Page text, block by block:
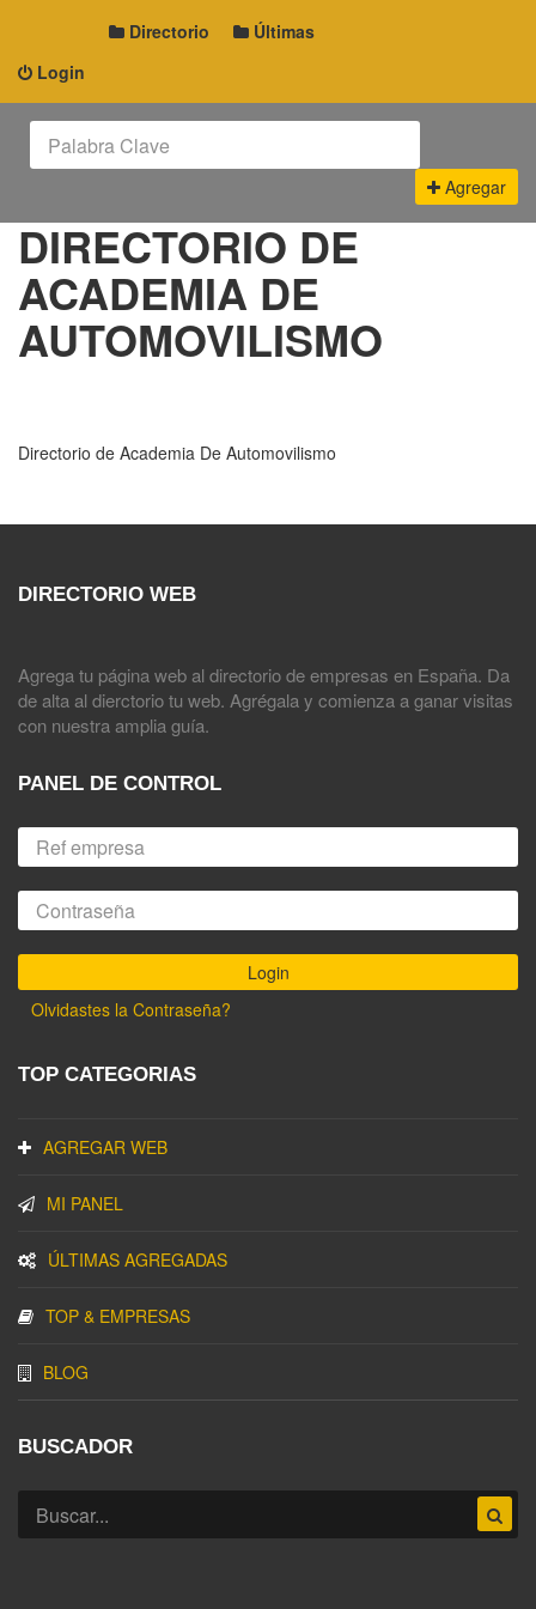
Login
Directorio Últimas
Agregar
DIRECTORIO DE
ACADEMIA DE
AUTOMOVILISMO
Directorio de Academia De Automovilismo
DIRECTORIO WEB
Agrega tu página web al directorio de empresas en España. Da
de alta al dierctorio tu web. Agrégala y comienza a ganar visitas
con nuestra amplia guía.
PANEL DE CONTROL
Olvidastes la Contraseña?
TOP CATEGORIAS
AGREGAR WEB
MI PANEL
ÚLTIMAS AGREGADAS
TOP & EMPRESAS
BLOG
BUSCADOR